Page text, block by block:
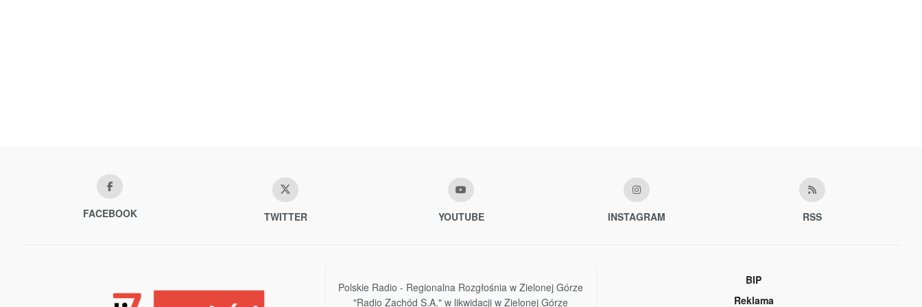
FACEBOOK TWITTER YOUTUBE INSTAGRAM RSS
Polskie Radio - Regionalna Rozgłośnia w Zielonej Górze
"Radio Zachód S.A." w likwidacji w Zielonej Górze
BIP
Reklama